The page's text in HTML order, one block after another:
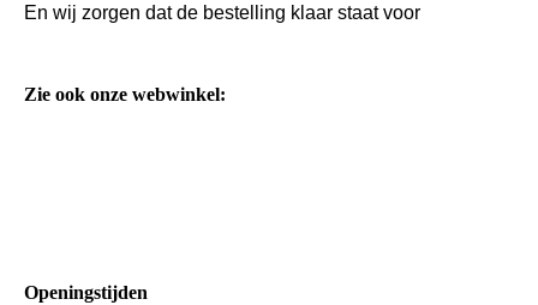
En wij zorgen dat de bestelling klaar staat voor
Zie ook onze webwinkel:
Openingstijden